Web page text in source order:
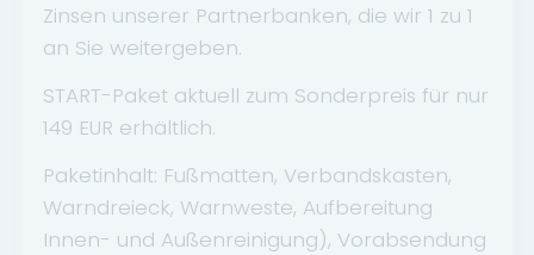
Zinsen unserer Partnerbanken, die wir 1 zu 1
an Sie weitergeben.
START-Paket aktuell zum Sonderpreis für nur
149 EUR erhältlich.
Paketinhalt: Fußmatten, Verbandskasten,
Warndreieck, Warnweste, Aufbereitung
Innen- und Außenreinigung), Vorabsendung